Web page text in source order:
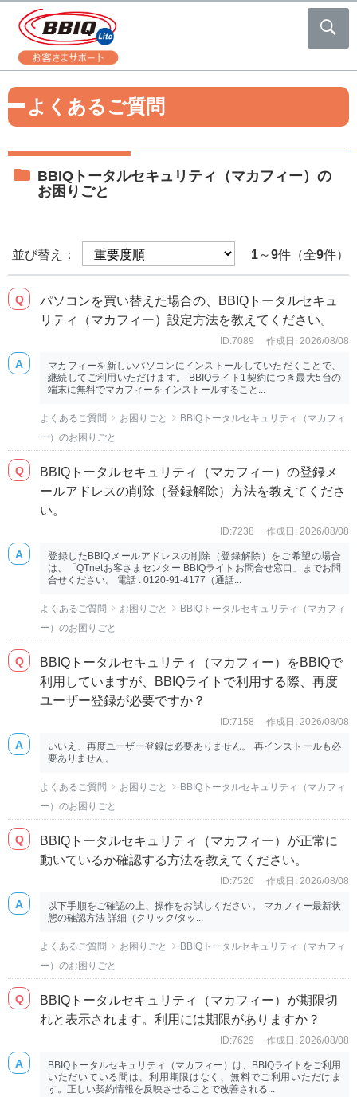
よくあるご質問
BBIQトータルセキュリティ（マカフィー）の
お困りごと
並び替え： 1～9件（全9件）
パソコンを買い替えた場合の、BBIQトータルセキュ
リティ（マカフィー）設定方法を教えてください。
ID:7089 作成日: 2026/08/08
マカフィーを新しいパソコンにインストールしていただくことで、
継続してご利用いただけます。 BBIQライト1契約につき最大5台の
端末に無料でマカフィーをインストールすること...
よくあるご質問 お困りごと
BBIQトータルセキュリティ（マカフィ
ー）のお困りごと
BBIQトータルセキュリティ（マカフィー）の登録メ
ールアドレスの削除（登録解除）方法を教えてくださ
い。
ID:7238 作成日: 2026/08/08
登録したBBIQメールアドレスの削除（登録解除）をご希望の場合
は、「QTnetお客さまセンター BBIQライトお問合せ窓口」までお問
合せください。 電話 : 0120-91-4177（通話...
よくあるご質問 お困りごと
BBIQトータルセキュリティ（マカフィ
ー）のお困りごと
BBIQトータルセキュリティ（マカフィー）をBBIQで
利用していますが、BBIQライトで利用する際、再度
ユーザー登録が必要ですか？
ID:7158 作成日: 2026/08/08
いいえ、再度ユーザー登録は必要ありません。 再インストールも必
要ありません。
よくあるご質問 お困りごと
BBIQトータルセキュリティ（マカフィ
ー）のお困りごと
BBIQトータルセキュリティ（マカフィー）が正常に
動いているか確認する方法を教えてください。
ID:7526 作成日: 2026/08/08
以下手順をご確認の上、操作をお試しください。 マカフィー最新状
態の確認方法 詳細（クリック/タッ...
よくあるご質問 お困りごと
BBIQトータルセキュリティ（マカフィ
ー）のお困りごと
BBIQトータルセキュリティ（マカフィー）が期限切
れと表示されます。利用には期限がありますか？
ID:7629 作成日: 2026/08/08
BBIQトータルセキュリティ（マカフィー）は、BBIQライトをご利用
いただいている間は、利用期限はなく、無料でご利用いただけま
す。正しい契約情報を反映させることで改善される...